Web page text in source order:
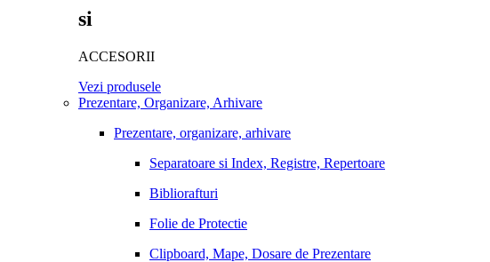
si
ACCESORII
Vezi produsele
Prezentare, Organizare, Arhivare
Prezentare, organizare, arhivare
Separatoare si Index, Registre, Repertoare
Bibliorafturi
Folie de Protectie
Clipboard, Mape, Dosare de Prezentare